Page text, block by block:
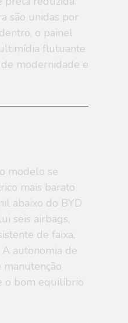
são unidas por
o painel
flutuante
modernidade e
modelo se
mais barato
abaixo do BYD
seis airbags,
de faixa,
autonomia de
o bom equilíbrio